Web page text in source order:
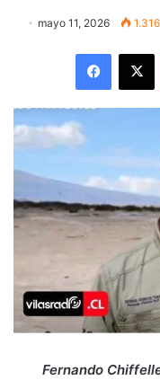
mayo 11, 2026 1.316
X
Fernando